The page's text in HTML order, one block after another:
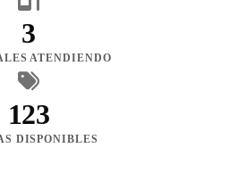
3
ATENDIENDO
123
DISPONIBLES